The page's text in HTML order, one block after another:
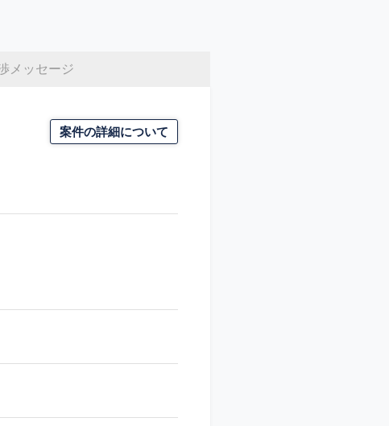
メッセージ
案件の詳細について